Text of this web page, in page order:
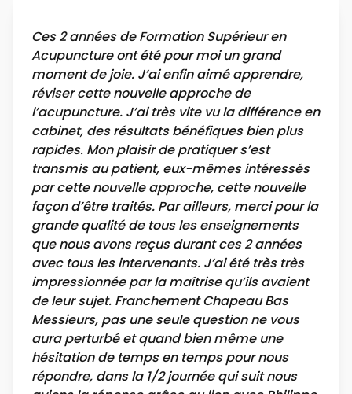
Ces 2 années de Formation Supérieur en
Acupuncture ont été pour moi un grand
moment de joie. J’ai enfin aimé apprendre,
réviser cette nouvelle approche de
l’acupuncture. J’ai très vite vu la différence en
cabinet, des résultats bénéfiques bien plus
rapides. Mon plaisir de pratiquer s’est
transmis au patient, eux-mêmes intéressés
par cette nouvelle approche, cette nouvelle
façon d’être traités. Par ailleurs, merci pour la
grande qualité de tous les enseignements
que nous avons reçus durant ces 2 années
avec tous les intervenants. J’ai été très très
impressionnée par la maîtrise qu’ils avaient
de leur sujet. Franchement Chapeau Bas
Messieurs, pas une seule question ne vous
aura perturbé et quand bien même une
hésitation de temps en temps pour nous
répondre, dans la 1/2 journée qui suit nous